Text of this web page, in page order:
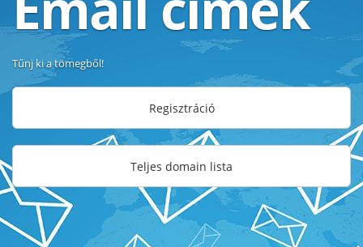
Tűnj ki a tömegből!
Regisztráció
Teljes domain lista